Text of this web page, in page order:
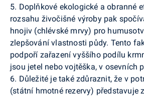
5. Doplňkové ekologické a obranné
rozsahu živočišné výroby pak
hnojiv (chlévské mrvy) pro
zlepšování vlastnosti půdy. Tento
podpoří zařazení vyššího podílu
jsou jetel nebo vojtěška, v osevních
6. Důležité je také zdůraznit, že v
(státní hmotné rezervy) představuje